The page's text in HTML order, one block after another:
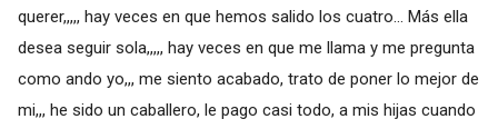
querer,,,,, hay veces en que hemos salido los cuatro... Más ella
desea seguir sola,,,,, hay veces en que me llama y me pregunta
como ando yo,,, me siento acabado, trato de poner lo mejor de
mi,,, he sido un caballero, le pago casi todo, a mis hijas cuando